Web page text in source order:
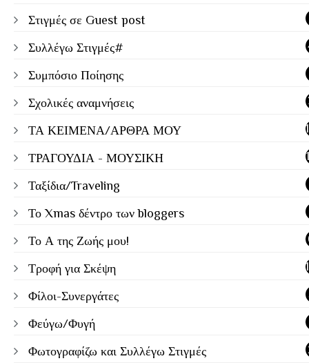
Στιγμές σε Guest post
Συλλέγω Στιγμές#
Συμπόσιο Ποίησης
Σχολικές αναμνήσεις
ΤΑ ΚΕΙΜΕΝΑ/ΑΡΘΡΑ ΜΟΥ
ΤΡΑΓΟΥΔΙΑ - ΜΟΥΣΙΚΗ
Ταξίδια/Traveling
Το Xmas δέντρο των bloggers
Το Α της Ζωής μου!
Τροφή για Σκέψη
Φίλοι-Συνεργάτες
Φεύγω/Φυγή
Φωτογραφίζω και Συλλέγω Στιγμές